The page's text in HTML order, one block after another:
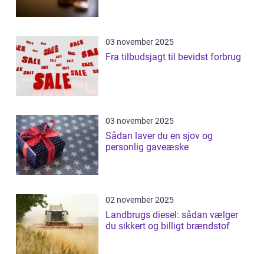
03 november 2025
Fra tilbudsjagt til bevidst forbrug
03 november 2025
Sådan laver du en sjov og
personlig gaveæske
02 november 2025
Landbrugs diesel: sådan vælger
du sikkert og billigt brændstof